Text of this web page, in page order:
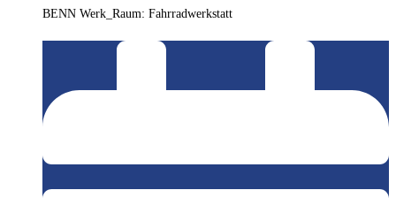
BENN Werk_Raum: Fahrradwerkstatt